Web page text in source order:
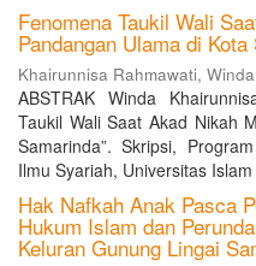
Fenomena Taukil Wali
Pandangan Ulama di
Khairunnisa Rahmawati, Winda
ABSTRAK Winda
Taukil Wali Saat Akad Nikah
Samarinda”. Skripsi,
Ilmu Syariah, Universitas
Hak Nafkah Anak Pasca
Hukum Islam dan
Keluran Gunung Lingai